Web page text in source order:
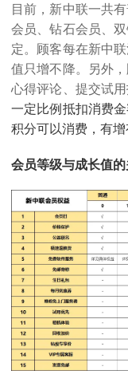
目前，新中联一共
会员、钻石会员、
定。顾客每在新中
值只增不降。另外
心得评论、提交试
一定比例抵扣消费
积分可以消费，有增
会员等级与成长值的